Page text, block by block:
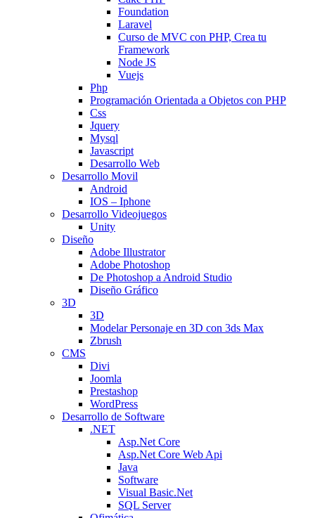
Foundation
Laravel
Curso de MVC con PHP, Crea tu
Framework
Node JS
Vuejs
Php
Programación Orientada a Objetos con PHP
Css
Jquery
Mysql
Javascript
Desarrollo Web
Desarrollo Movil
Android
IOS – Iphone
Desarrollo Videojuegos
Unity
Diseño
Adobe Illustrator
Adobe Photoshop
De Photoshop a Android Studio
Diseño Gráfico
3D
3D
Modelar Personaje en 3D con 3ds Max
Zbrush
CMS
Divi
Joomla
Prestashop
WordPress
Desarrollo de Software
.NET
Asp.Net Core
Asp.Net Core Web Api
Java
Software
Visual Basic.Net
SQL Server